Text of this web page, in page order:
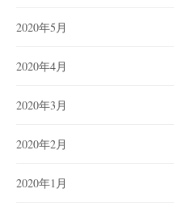
2020年5月
2020年4月
2020年3月
2020年2月
2020年1月